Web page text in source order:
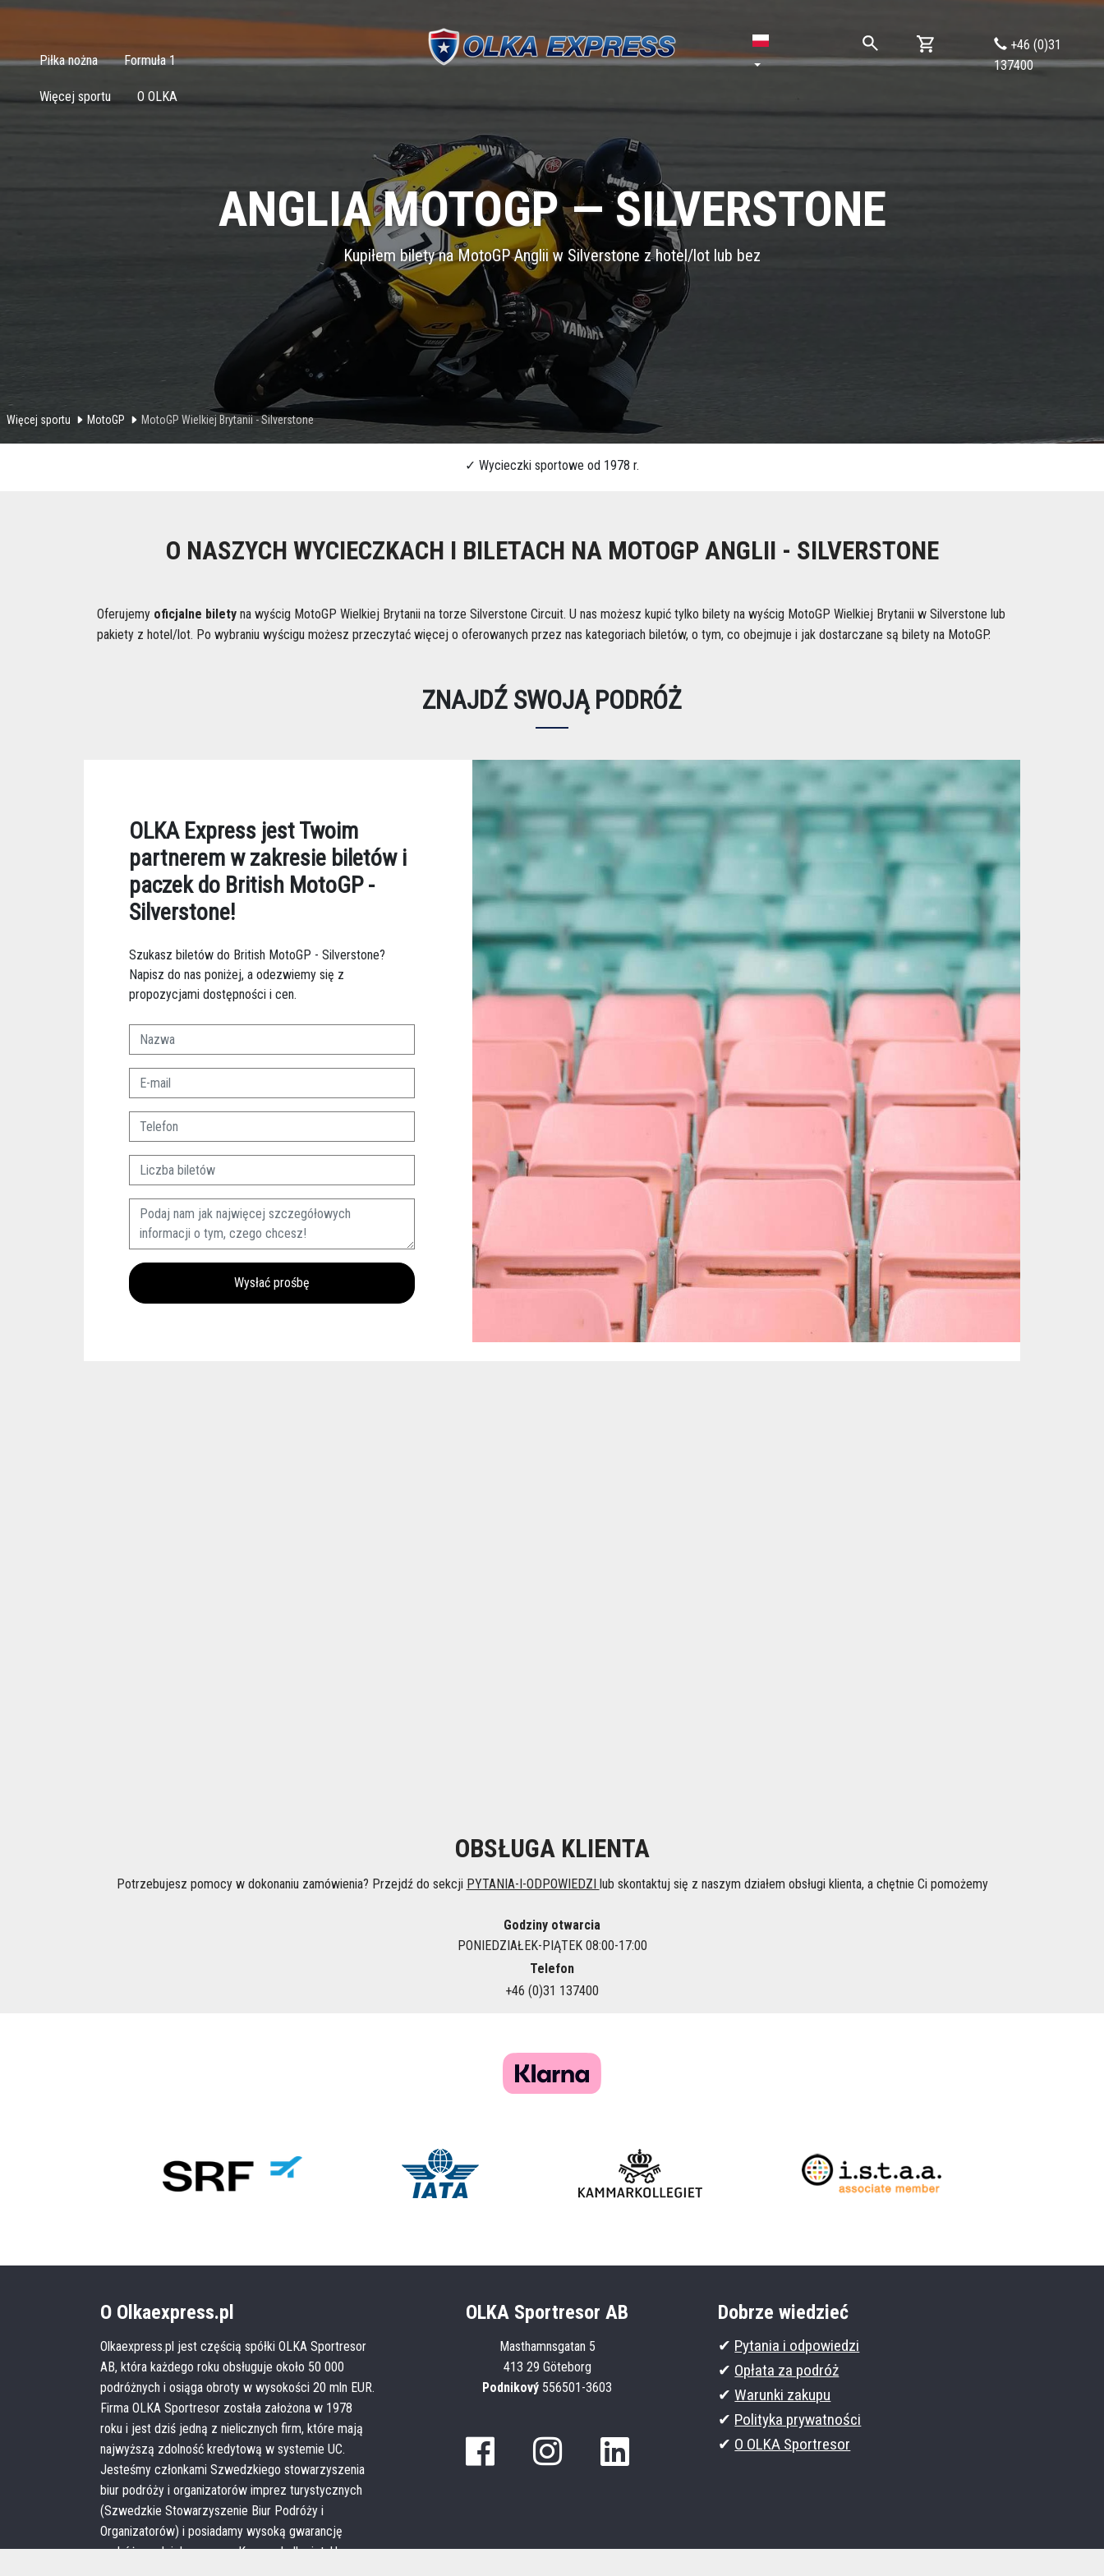
+46 (0)31
137400
Piłka nożna Formuła 1
Więcej sportu O OLKA
ANGLIA MOTOGP — SILVERSTONE
Kupiłem bilety na MotoGP Anglii w Silverstone z hotel/lot lub bez
Więcej sportu MotoGP MotoGP Wielkiej Brytanii - Silverstone
O NASZYCH WYCIECZKACH I BILETACH NA MOTOGP ANGLII - SILVERSTONE
Oferujemy oficjalne bilety na wyścig MotoGP Wielkiej Brytanii na torze Silverstone Circuit. U nas możesz kupić tylko bilety na wyścig MotoGP Wielkiej Brytanii w Silverstone lub
pakiety z hotel/lot. Po wybraniu wyścigu możesz przeczytać więcej o oferowanych przez nas kategoriach biletów, o tym, co obejmuje i jak dostarczane są bilety na MotoGP.
OBSŁUGA KLIENTA
Potrzebujesz pomocy w dokonaniu zamówienia? Przejdź do sekcji PYTANIA-I-ODPOWIEDZI lub skontaktuj się z naszym działem obsługi klienta, a chętnie Ci pomożemy
Godziny otwarcia
PONIEDZIAŁEK-PIĄTEK 08:00-17:00
Telefon
+46 (0)31 137400
O Olkaexpress.pl
Olkaexpress.pl jest częścią spółki OLKA Sportresor
AB, która każdego roku obsługuje około 50 000
podróżnych i osiąga obroty w wysokości 20 mln EUR.
Firma OLKA Sportresor została założona w 1978
roku i jest dziś jedną z nielicznych firm, które mają
najwyższą zdolność kredytową w systemie UC.
Jesteśmy członkami Szwedzkiego stowarzyszenia
biur podróży i organizatorów imprez turystycznych
(Szwedzkie Stowarzyszenie Biur Podróży i
Organizatorów) i posiadamy wysoką gwarancję
podróżną udzieloną przez Kammarkollegiet. U nas
OLKA Sportresor AB
Masthamnsgatan 5
413 29 Göteborg
Podnikový 556501-3603
Dobrze wiedzieć
✔ Pytania i odpowiedzi
✔ Opłata za podróż
✔Warunki zakupu
✔ Polityka prywatności
✔ O OLKA Sportresor